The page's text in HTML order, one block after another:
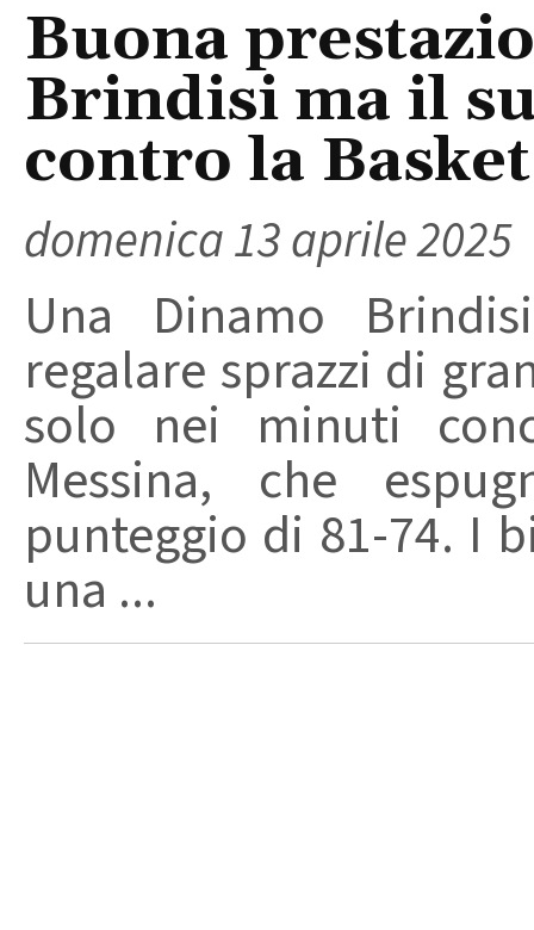
Buona
Brindisi ma il
contro la
domenica 13 aprile 2025
Una Dinamo
regalare sprazzi di
solo nei minuti
Messina, che
punteggio di 81-74. I
una ...